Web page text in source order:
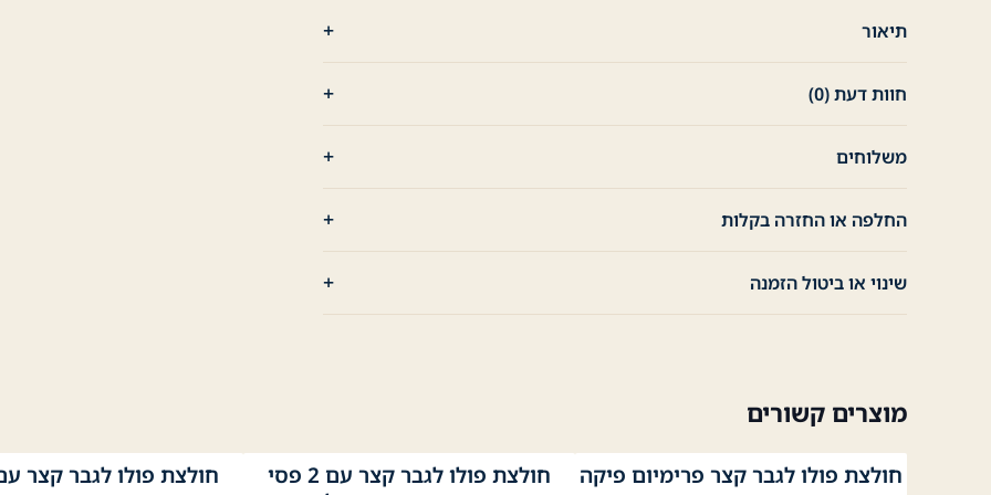
תיאור
חוות דעת (0)
משלוחים
החלפה או החזרה בקלות
שינוי או ביטול הזמנה
מוצרים קשורים
נייבי לבן שחור
חולצת פולו לגבר קצר פרימיום פיקה
לבן נייבי שחור
חולצת פולו לגבר קצר עם 2 פסי
לבן נייבי שחור